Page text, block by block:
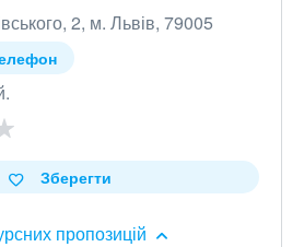
2, м. Львів, 79005
пропозицій
Зберегти